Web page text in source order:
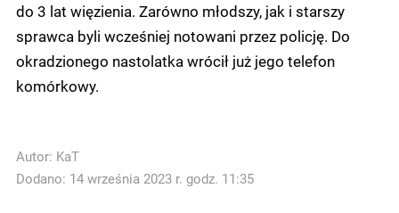
do 3 lat więzienia. Zarówno młodszy, jak i starszy
sprawca byli wcześniej notowani przez policję. Do
okradzionego nastolatka wrócił już jego telefon
komórkowy.
Autor: KaT
Dodano: 14 września 2023 r. godz. 11:35